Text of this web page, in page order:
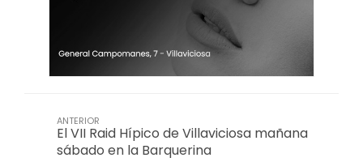
ANTERIOR
El VII Raid Hípico de Villaviciosa mañana
sábado en la Barquerina